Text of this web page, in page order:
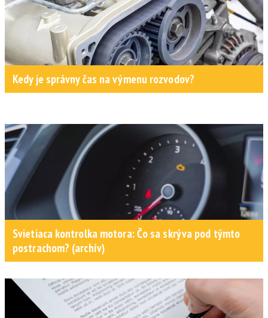
Kedy je správny čas na výmenu rozvodov?
Svietiaca kontrolka motora: Čo sa skrýva pod týmto
postrachom? (archív)